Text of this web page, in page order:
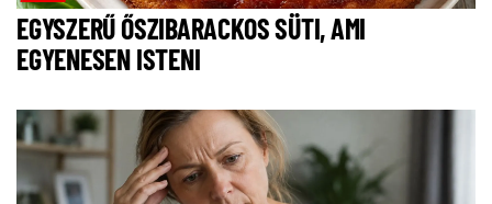
EGYSZERŰ ŐSZIBARACKOS SÜTI, AMI
EGYENESEN ISTENI